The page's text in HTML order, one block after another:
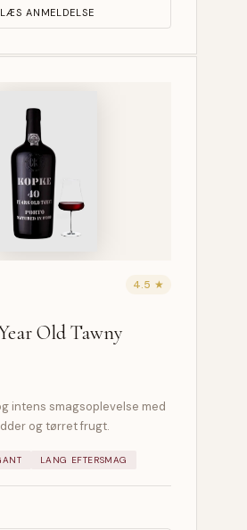
LÆS ANMELDELSE
4.5 ★
Old Tawny
intens smagsoplevelse med
og tørret frugt.
LANG EFTERSMAG